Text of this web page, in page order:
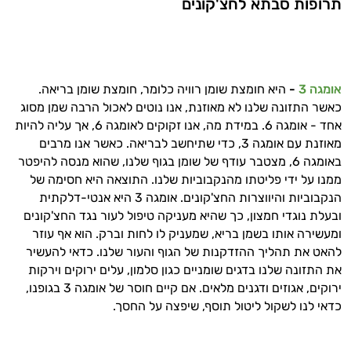
תרופות סבתא לחצ'קונים
אומגה 3 - היא חומצת שומן רוויה כלומר, חומצת שומן בריאה.
כאשר התזונה שלנו לא מאוזנת, אנו נוטים לאכול הרבה שמן מסוג
אחד - אומגה 6. במידת מה, אנו זקוקים לאומגה 6, אך עליה להיות
מאוזנת עם אומגה 3, כדי שתיחשב לבריאה. כאשר אנו מרבים
באומגה 6, מצטבר עודף של שומן בגוף שלנו, שהוא מנסה להיפטר
ממנו על ידי פליטתו מהנקבוביות שלנו. התוצאה היא חסימה של
הנקבוביות והיווצרות החצ'קונים. אומגה 3 היא אנטי-דלקתית
ובעלת נוגדי חמצון, כך שהיא מעניקה טיפול לעור נגד החצ'קונים
ומעשירה אותו בשמן בריא, שמעניק לו לחות וברק. הוא אף עוזר
להאט את תהליך ההזדקנות של הגוף והעור שלנו. כדאי להעשיר
את התזונה שלנו בדגים שומניים כגון סלמון, עלים ירוקים וירקות
ירוקים, אגוזים ודגנים מלאים. אם קיים חוסר של אומגה 3 בגופנו,
כדאי לנו לשקול ליטול תוסף, שיפצה על החסך.
יום וגם בתחום הכושר והספורט.
זה הזמן להתחיל. איך אוכל לעזור?